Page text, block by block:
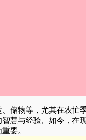
储物等，尤其在农忙
慧与经验。如今，在
要。